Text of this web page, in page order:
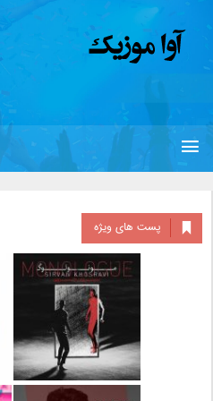
پست های ویژه